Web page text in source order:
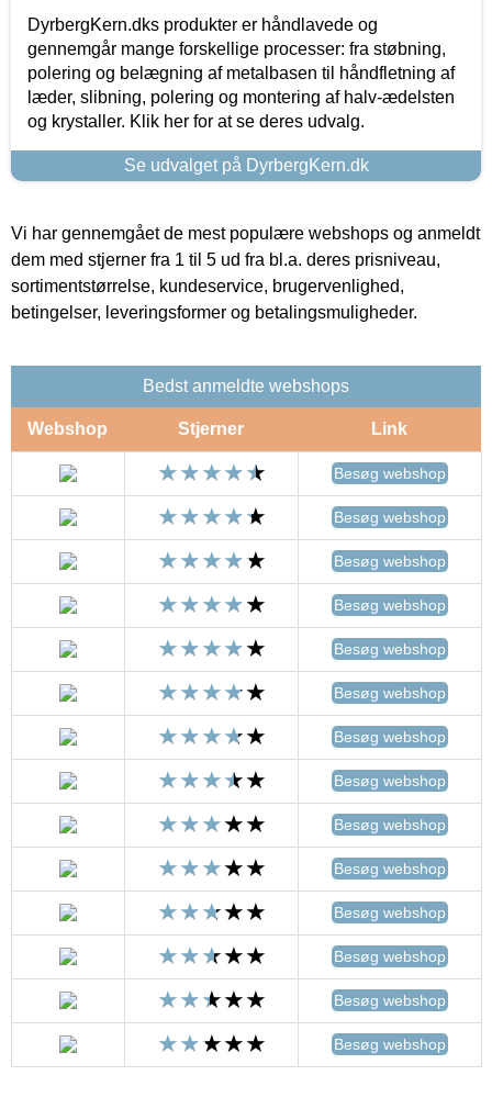
DyrbergKern.dks produkter er håndlavede og
gennemgår mange forskellige processer: fra støbning,
polering og belægning af metalbasen til håndfletning af
læder, slibning, polering og montering af halv-ædelsten
og krystaller. Klik her for at se deres udvalg.
Se udvalget på DyrbergKern.dk
Vi har gennemgået de mest populære webshops og anmeldt
dem med stjerner fra 1 til 5 ud fra bl.a. deres prisniveau,
sortimentstørrelse, kundeservice, brugervenlighed,
betingelser, leveringsformer og betalingsmuligheder.
Bedst anmeldte webshops
Webshop Stjerner Link
Besøg webshop
Besøg webshop
Besøg webshop
Besøg webshop
Besøg webshop
Besøg webshop
Besøg webshop
Besøg webshop
Besøg webshop
Besøg webshop
Besøg webshop
Besøg webshop
Besøg webshop
Besøg webshop